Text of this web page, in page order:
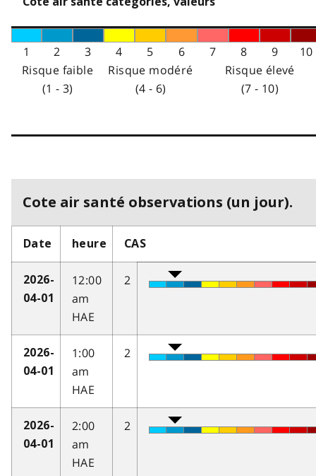
1 2 3 4 5 6 7 8 9
10
Risque faible
(1 - 3)
Risque modéré
(4 - 6)
Risque élevé
(7 - 10)
Cote air santé observations (un jour).
Date heure CAS
2026-
04-01
12:00
am
HAE
2
2026-
04-01
1:00
am
HAE
2
2026-
04-01
2:00
am
HAE
2